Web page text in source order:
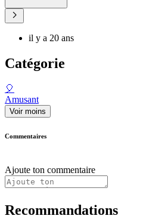
il y a 20 ans
Catégorie
🎈
Amusant
Voir moins
Commentaires
Ajoute ton commentaire
Recommandations